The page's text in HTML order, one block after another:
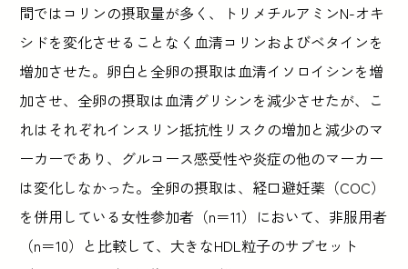
間ではコリンの摂取量が多く、トリメチルアミンN-オキ
シドを変化させることなく血清コリンおよびベタインを
増加させた。卵白と全卵の摂取は血清イソロイシンを増
加させ、全卵の摂取は血清グリシンを減少させたが、こ
れはそれぞれインスリン抵抗性リスクの増加と減少のマ
ーカーであり、グルコース感受性や炎症の他のマーカー
は変化しなかった。全卵の摂取は、経口避妊薬（COC）
を併用している女性参加者（n＝11）において、非服用者
（n＝10）と比較して、大きなHDL粒子のサブセット